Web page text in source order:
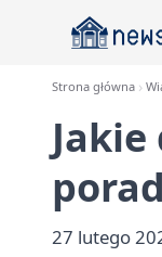
Strona główna
27 lutego